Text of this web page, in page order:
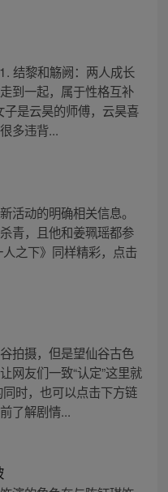
结黎和觞阙：两人成长
到一起，属于性格互补
是云昊的师傅，云昊喜
多违背...
活动的明确相关信息。
青，且他和姜珮瑶都参
之下》同样精彩，点击
拍摄，但是望仙谷古色
网友们一致“认定”这里就
时，也可以点击下方链
了解剧情...